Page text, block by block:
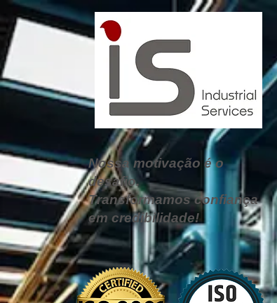
Nossa motivação é o
desafio.
Transformamosconfiança
em credibilidade!